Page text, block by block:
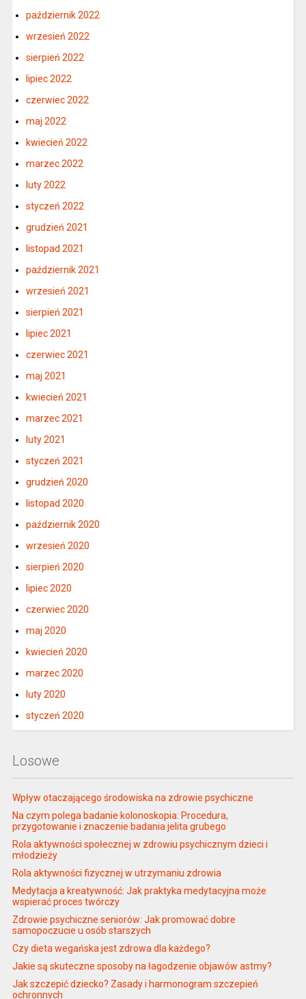
październik 2022
wrzesień 2022
sierpień 2022
lipiec 2022
czerwiec 2022
maj 2022
kwiecień 2022
marzec 2022
luty 2022
styczeń 2022
grudzień 2021
listopad 2021
październik 2021
wrzesień 2021
sierpień 2021
lipiec 2021
czerwiec 2021
maj 2021
kwiecień 2021
marzec 2021
luty 2021
styczeń 2021
grudzień 2020
listopad 2020
październik 2020
wrzesień 2020
sierpień 2020
lipiec 2020
czerwiec 2020
maj 2020
kwiecień 2020
marzec 2020
luty 2020
styczeń 2020
Losowe
Wpływ otaczającego środowiska na zdrowie psychiczne
Na czym polega badanie kolonoskopia: Procedura,
przygotowanie i znaczenie badania jelita grubego
Rola aktywności społecznej w zdrowiu psychicznym dzieci i
młodzieży
Rola aktywności fizycznej w utrzymaniu zdrowia
Medytacja a kreatywność: Jak praktyka medytacyjna może
wspierać proces twórczy
Zdrowie psychiczne seniorów: Jak promować dobre
samopoczucie u osób starszych
Czy dieta wegańska jest zdrowa dla każdego?
Jakie są skuteczne sposoby na łagodzenie objawów astmy?
Jak szczepić dziecko? Zasady i harmonogram szczepień
ochronnych